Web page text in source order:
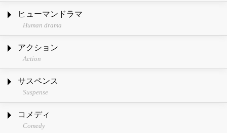
ヒューマンドラマ
Human drama
アクション
Action
サスペンス
Suspense
コメディ
Comedy